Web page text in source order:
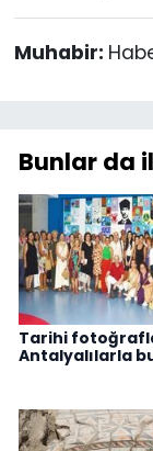
Muhabir:
Bunlar da
Tarihi
Antalyalılarla